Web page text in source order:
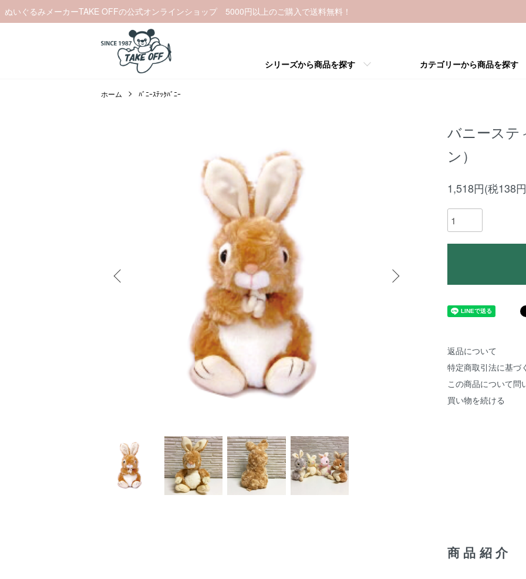
ぬいぐるみメーカーTAKE OFFの公式オンラインショップ 5000円以上のご購入で送料無料！
シリーズから商品を探す カテゴリーから商品を探す
ホーム ﾊﾞﾆｰｽﾃｯｸﾊﾞﾆｰ
バニーステ
ン）
1,518円(税138
返品について
特定商取引法に基づ
この商品について問
買い物を続ける
商品紹介